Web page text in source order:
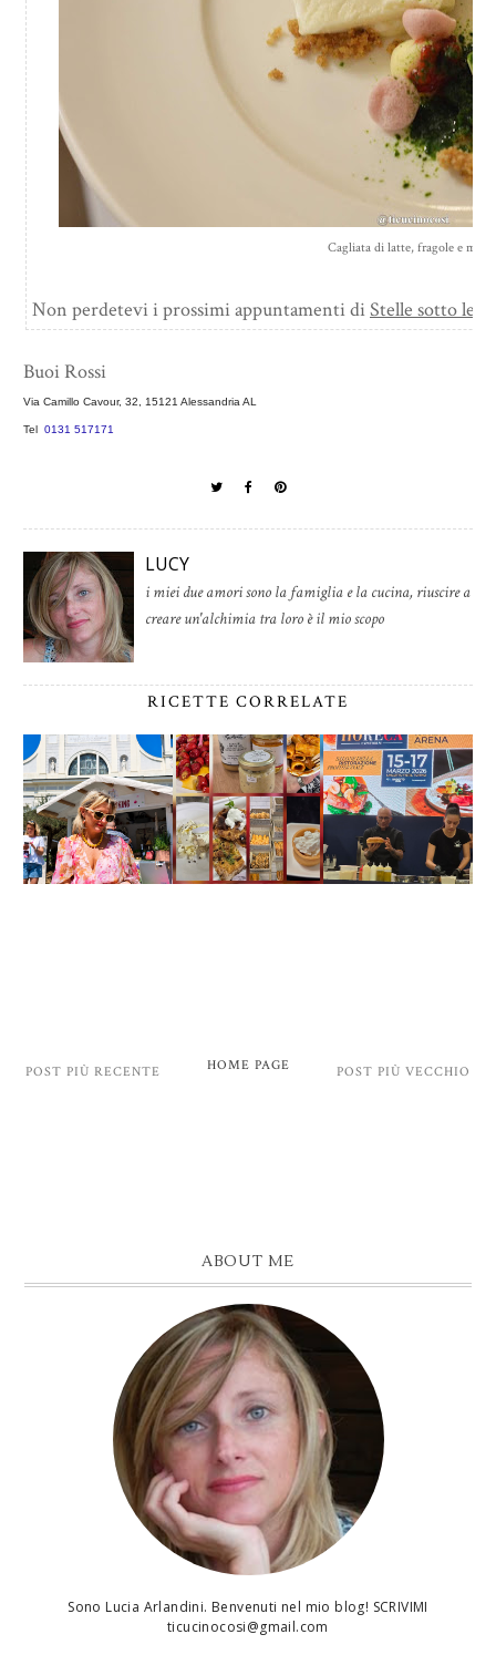
Cagliata di latte, fragole e
Non perdetevi i prossimi appuntamenti diStelle sotto le
Buoi Rossi
Via Camillo Cavour, 32, 15121 Alessandria AL
Tel 0131 517171
LUCY
i miei due amori sono la famiglia e la cucina, riuscire a
creare un'alchimia tra loro è il mio scopo
RICETTE CORRELATE
POST PIÙ RECENTE POST PIÙ VECCHIO
HOME PAGE
ABOUT ME
Sono Lucia Arlandini. Benvenuti nel mio blog! SCRIVIMI
ticucinocosi@gmail.com